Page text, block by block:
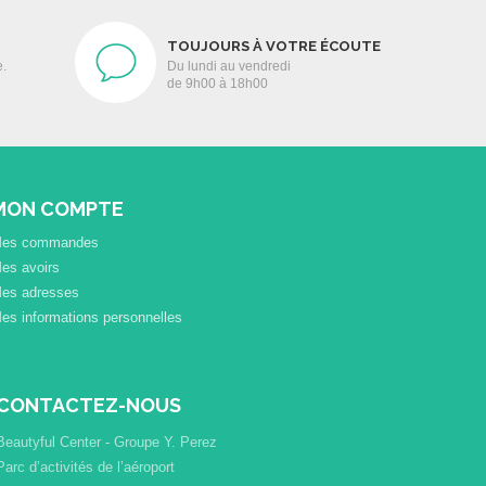
TOUJOURS À VOTRE ÉCOUTE
Du lundi au vendredi
de 9h00 à 18h00
COMPTE
commandes
avoirs
adresses
informations personnelles
NOUS
Center - Groupe Y. Perez
d’activités de l’aéroport